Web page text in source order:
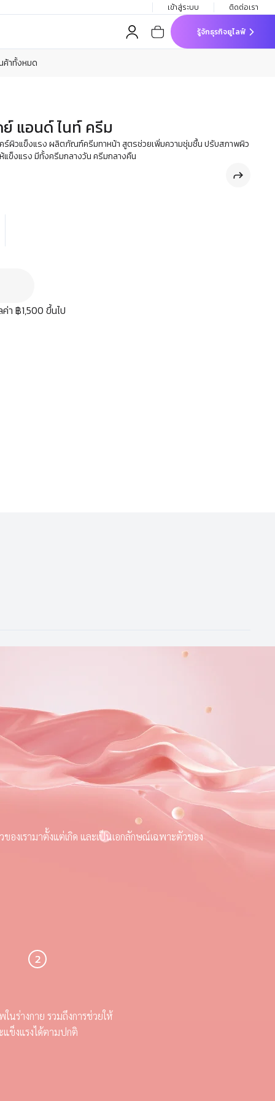
เข้าสู่ระบบ ติดต่อเรา
รู้จักธุรกิจยูไลฟ์
ค้าทั้งหมด
แอนด์ ไนท์ ครีม
ร์ผิวแข็งแรง ผลิตภัณฑ์ครีมทาหน้า สูตรช่วยเพิ่มความชุ่มชื้น ปรับสภาพผิว
แข็งแรง มีทั้งครีมกลางวัน ครีมกลางคืน
า ฿1,500 ขึ้นไป
งเรามาตั้งแต่เกิด และเป็นเอกลักษณ์เฉพาะตัวของ
ร่างกาย รวมถึงการช่วยให้
ข็งแรงได้ตามปกติ